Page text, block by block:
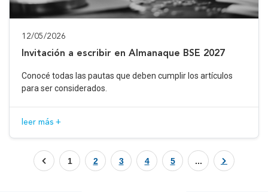
12/05/2026
Invitación a escribir en Almanaque BSE 2027
Conocé todas las pautas que deben cumplir los artículos
para ser considerados.
leer más +
1 2 3 4 5 ...